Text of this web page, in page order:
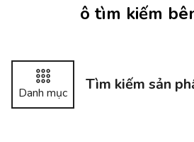
ô tìm kiếm
Danh mục Tìm kiếm sản